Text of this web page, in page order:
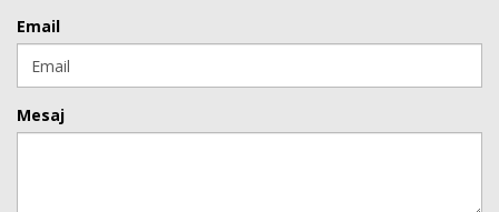
Email
Mesaj